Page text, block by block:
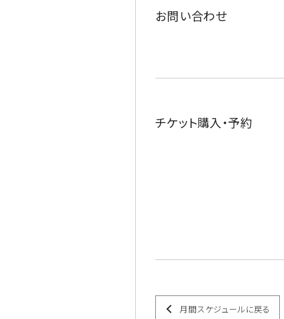
お問い合わせ
チケット購入・予約
月間スケジュールに戻る